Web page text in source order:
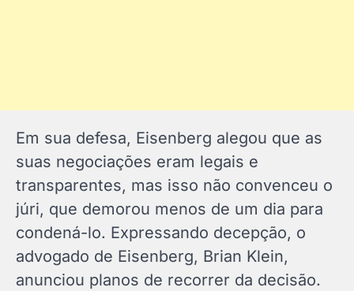
Em sua defesa, Eisenberg alegou que as
suas negociações eram legais e
transparentes, mas isso não convenceu o
júri, que demorou menos de um dia para
condená-lo. Expressando decepção, o
advogado de Eisenberg, Brian Klein,
anunciou planos de recorrer da decisão.